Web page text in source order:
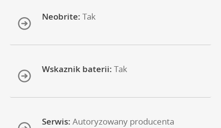
Neobrite: Tak
Wskaznik baterii: Tak
Serwis: Autoryzowany producenta